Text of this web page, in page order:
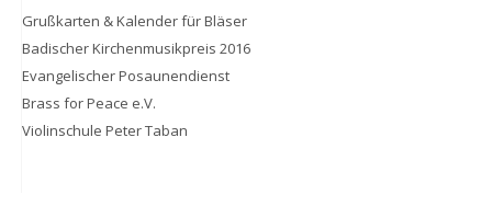
Grußkarten & Kalender für Bläser
Badischer Kirchenmusikpreis 2016
Evangelischer Posaunendienst
Brass for Peace e.V.
Violinschule Peter Taban